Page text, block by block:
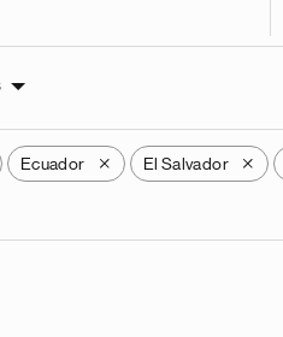
Ecuador X El Salvador X